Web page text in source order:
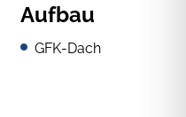
Aufbau
GFK-Dach